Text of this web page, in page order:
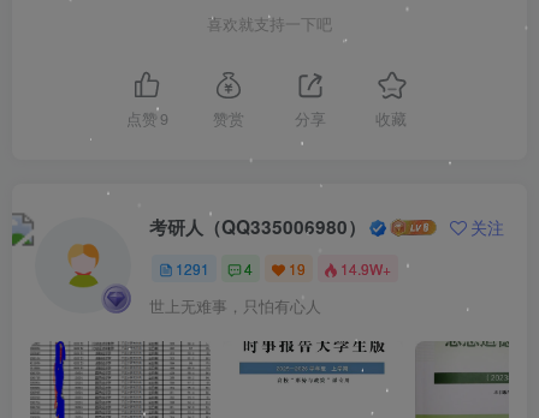
喜欢就支持一下吧
点赞9 赞赏 分享 收藏
考研人（QQ335006980） 关注
1291 4 19 14.9W+
世上无难事，只怕有心人